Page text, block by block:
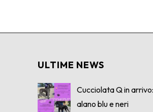
ULTIME NEWS
Cucciolata Q in
alano blu e neri